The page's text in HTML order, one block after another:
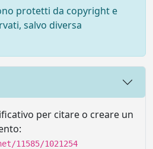
protetti da copyright e
salvo diversa
per citare o creare un
11585/1021254